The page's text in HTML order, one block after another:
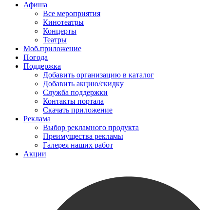
Афиша
Все мероприятия
Кинотеатры
Концерты
Театры
Моб.приложение
Погода
Поддержка
Добавить организацию в каталог
Добавить акцию/скидку
Служба поддержки
Контакты портала
Скачать приложение
Реклама
Выбор рекламного продукта
Преимущества рекламы
Галерея наших работ
Акции